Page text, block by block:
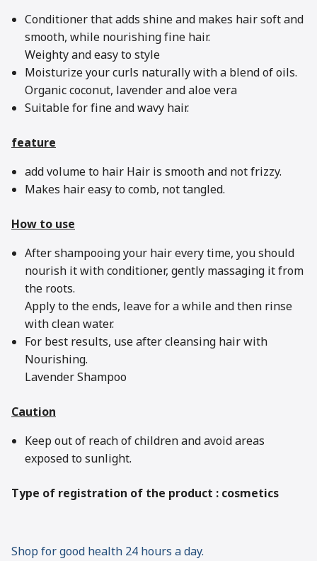
Conditioner that adds shine and makes hair soft and
smooth, while nourishing fine hair.
Weighty and easy to style
Moisturize your curls naturally with a blend of oils.
Organic coconut, lavender and aloe vera
Suitable for fine and wavy hair.
feature
add volume to hair Hair is smooth and not frizzy.
Makes hair easy to comb, not tangled.
How to use
After shampooing your hair every time, you should
nourish it with conditioner, gently massaging it from
the roots.
Apply to the ends, leave for a while and then rinse
with clean water.
For best results, use after cleansing hair with
Nourishing.
Lavender Shampoo
Caution
Keep out of reach of children and avoid areas
exposed to sunlight.
Type of registration of the product : cosmetics
Shop for good health 24 hours a day.